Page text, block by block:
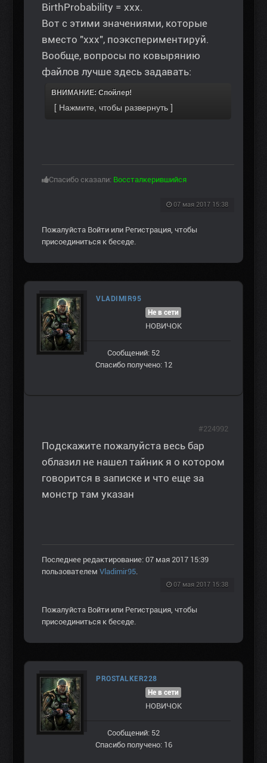
BirthProbability = ххх.
Вот с этими значениями, которые
вместо "ххх", поэкспериментируй.
Вообще, вопросы по ковырянию
файлов лучше здесь задавать:
ВНИМАНИЕ: Спойлер!
Спасибо сказали: Воссталкерившийся
07 мая 2017 15:38
Пожалуйста Войти или Регистрация , чтобы
присоединиться к беседе.
VLADIMIR95
Не в сети
НОВИЧОК
Сообщений: 52
Спасибо получено: 12
Подскажите пожалуйста весь бар
облазил не нашел тайник я о котором
говорится в записке и что еще за
монстр там указан
Последнее редактирование: 07 мая 2017 15:39
пользователем Vladimir95
07 мая 2017 15:38
#224992
Пожалуйста Войти или Регистрация , чтобы
присоединиться к беседе.
PROSTALKER228
Не в сети
НОВИЧОК
Сообщений: 52
Спасибо получено: 16